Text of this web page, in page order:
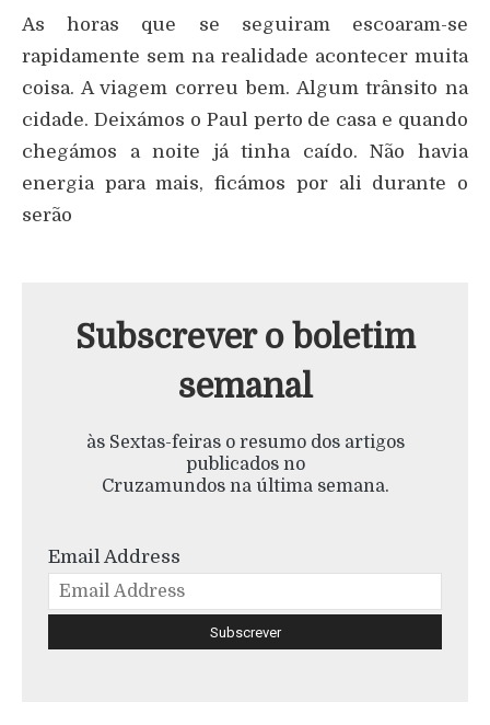
As horas que se seguiram escoaram-se
rapidamente sem na realidade acontecer muita
coisa. A viagem correu bem. Algum trânsito na
cidade. Deixámos o Paul perto de casa e quando
chegámos a noite já tinha caído. Não havia
energia para mais, ficámos por ali durante o
serão
Subscrever o boletim
semanal
às Sextas-feiras o resumo dos artigos
publicados no
Cruzamundos na última semana.
Email Address